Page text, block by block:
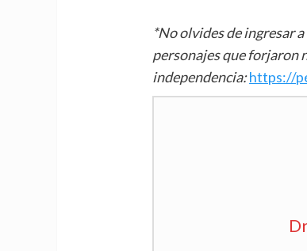
*No olvides de ingresar
personajes que forjaron
independencia:https://